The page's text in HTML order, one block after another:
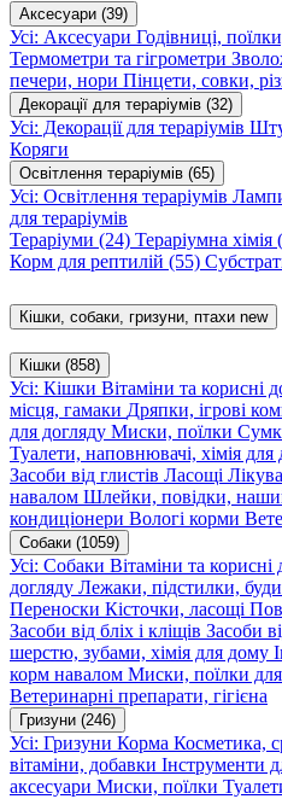
Аксесуари (39)
Усі: Аксесуари Годівниці,
Термометри та гігрометри
печери, нори Пінцети, совки,
Декорації для тераріумів (32)
Усі: Декорації для тераріумів
Коряги
Освітлення тераріумів (65)
Усі: Освітлення тераріумів
для тераріумів
Тераріуми (24) Тераріумна хімія
Корм для рептилій (55)
Кішки, собаки, гризуни, птахи new
Кішки (858)
Усі: Кішки Вітаміни та корисні
місця, гамаки Дряпки, ігрові
для догляду Миски, поїлки
Туалети, наповнювачі, хімія для
Засоби від глистів Ласощі
навалом Шлейки, повідки,
кондиціонери Вологі корми
Собаки (1059)
Усі: Собаки Вітаміни та корисні
догляду Лежаки, підстилки,
Переноски Кісточки, ласощі
Засоби від бліх і кліщів Засоби
шерстю, зубами, хімія для дому
корм навалом Миски, поїлки
Ветеринарні препарати, гігієна
Гризуни (246)
Усі: Гризуни Корма Косметика,
вітаміни, добавки Інструменти
аксесуари Миски, поїлки